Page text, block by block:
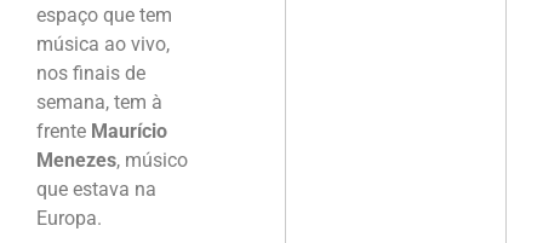
espaço que tem
música ao vivo,
nos finais de
semana, tem à
frente Maurício
Menezes, músico
que estava na
Europa.